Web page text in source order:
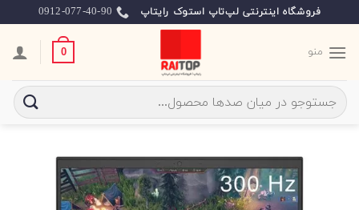
to
content
فروشگاه اینترنتی لپ‌تاپ استوک رایتاپ 0912-077-40-90
منو 0
جستجو
برای: